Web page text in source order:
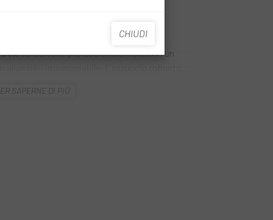
CHIUDI
Scatola di
senza colla professionale inclusa in un
i tuoi articoli di riparazione organizzati e
SAPERNE DI PIÙ